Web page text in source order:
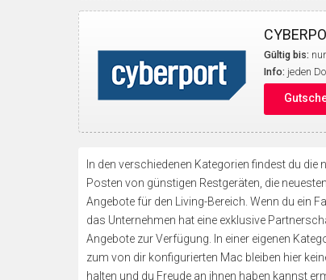
Gültig bis:
Info: jeden
In den verschiedenen Kategorien findest du
Posten von günstigen Restgeräten, die
Angebote für den Living-Bereich. Wenn du ein
das Unternehmen hat eine exklusive
Angebote zur Verfügung. In einer eigenen
zum von dir konfigurierten Mac bleiben hier
halten und du Freude an ihnen haben kannst